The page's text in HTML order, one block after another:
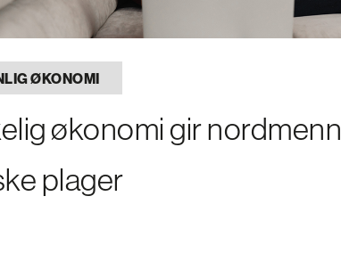
ØKONOMI
økonomi gir nordmenn
plager